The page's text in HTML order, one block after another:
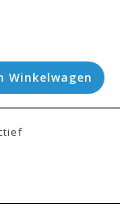
Winkelwagen